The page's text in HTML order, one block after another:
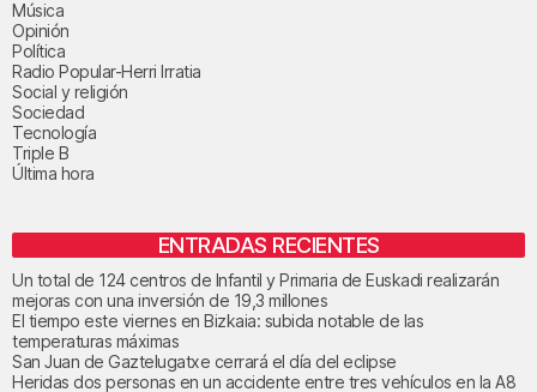
Música
Opinión
Política
Radio Popular-Herri Irratia
Social y religión
Sociedad
Tecnología
Triple B
Última hora
ENTRADAS RECIENTES
Un total de 124 centros de Infantil y Primaria de Euskadi realizarán
mejoras con una inversión de 19,3 millones
El tiempo este viernes en Bizkaia: subida notable de las
temperaturas máximas
San Juan de Gaztelugatxe cerrará el día del eclipse
Heridas dos personas en un accidente entre tres vehículos en la A8